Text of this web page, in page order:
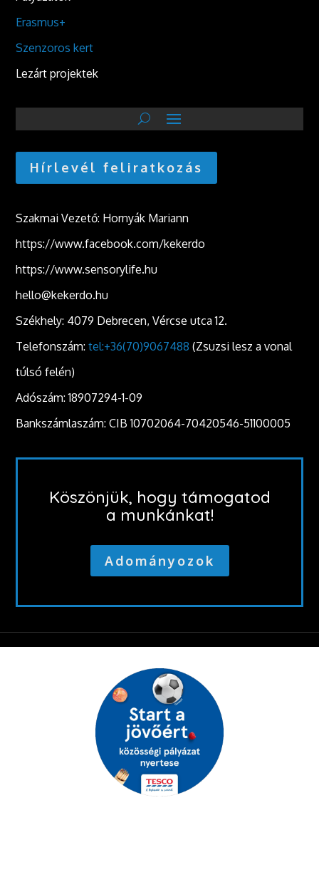
Erasmus+
Szenzoros kert
Lezárt projektek
Hírlevél feliratkozás
Szakmai Vezető: Hornyák Mariann
https://www.facebook.com/kekerdo
https://www.sensorylife.hu
hello@kekerdo.hu
Székhely: 4079 Debrecen, Vércse utca 12.
Telefonszám:tel:+36(70)9067488 (Zsuzsi lesz a vonal
túlsó felén)
Adószám: 18907294-1-09
Bankszámlaszám: CIB 10702064-70420546-51100005
Köszönjük, hogy támogatod
a munkánkat!
Adományozok